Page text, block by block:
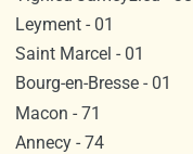
Leyment - 01
Saint Marcel - 01
Bourg-en-Bresse - 01
Macon - 71
Annecy - 74